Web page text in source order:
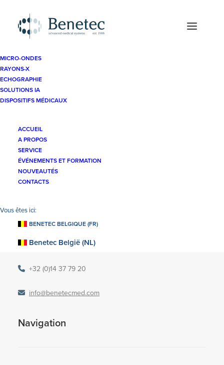
MICRO-ONDES
RAYONS-X
ECHOGRAPHIE
SOLUTIONS IA
DISPOSITIFS MÉDICAUX
ACCUEIL
A PROPOS
SERVICE
ÉVÉNEMENTS ET FORMATION
NOUVEAUTÉS
CONTACTS
BENETEC BELGIQUE (FR)
Benetec België (NL)
Dispositifs Médicaux
Contacts
Benetec Sprl
Kelderbeemd 1A
Belgique
+32 (0)14 37 79 20
info@benetecmed.com
Navigation